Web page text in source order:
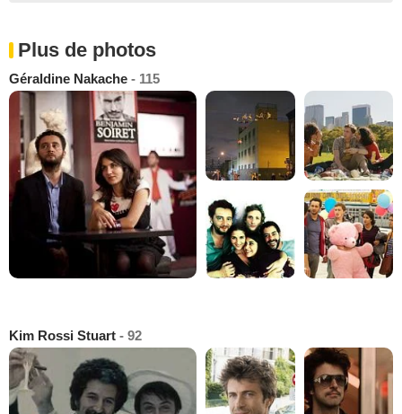
Plus de photos
Géraldine Nakache - 115
Kim Rossi Stuart - 92